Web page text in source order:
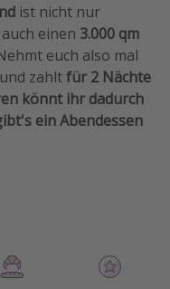
ist nicht nur
einen 3.000 qm
euch also mal
zahltfür 2 Nächte
könnt ihr dadurch
ein Abendessen